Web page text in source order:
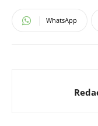
WhatsApp